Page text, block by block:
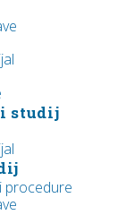
studij
procedure